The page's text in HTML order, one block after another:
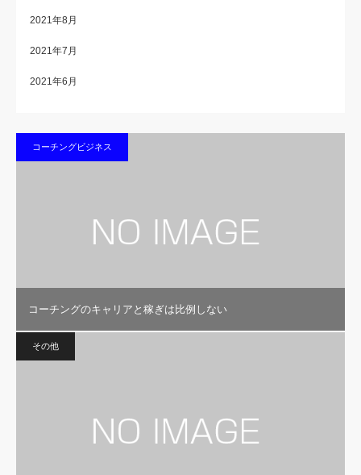
2021年8月
2021年7月
2021年6月
コーチングビジネス
コーチングのキャリアと稼ぎは比例しない
その他